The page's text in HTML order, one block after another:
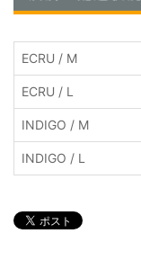
ECRU / M
ECRU / L
INDIGO / M
INDIGO / L